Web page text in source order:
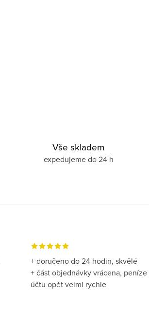
Vše skladem
expedujeme do 24 h
+ doručeno do 24 hodin, skvělé
+ část objednávky vrácena, peníze
účtu opět velmi rychle